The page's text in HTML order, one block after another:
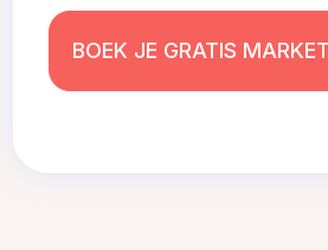
BOEK JE GRATIS